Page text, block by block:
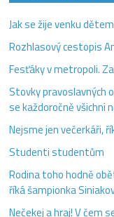
Jak se žije venku
Rozhlasový cestopis
Fesťáky v metropoli.
Stovky pravoslavných
se každoročně všichni
Nejsme jen večerkáři,
Studenti studentům
Rodina toho hodně
říká šampionka
Nečekej a hraj! V čem